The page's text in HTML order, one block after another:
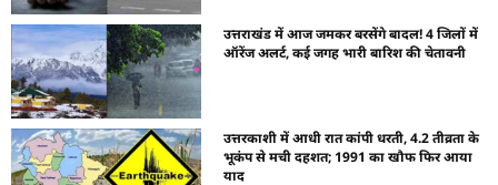
उत्तराखंड में आज जमकर बरसेंगे बादल! 4 जिलों में
ऑरेंज अलर्ट, कई जगह भारी बारिश की चेतावनी
उत्तरकाशी में आधी रात कांपी धरती, 4.2 तीव्रता के
भूकंप से मची दहशत; 1991 का खौफ फिर आया
याद